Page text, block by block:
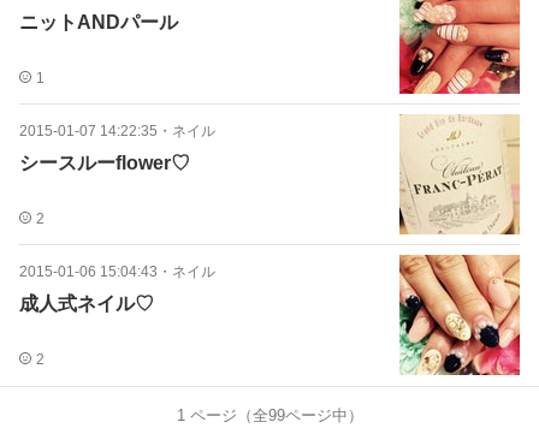
ニットANDパール
1
2015-01-07 14:22:35 ・ ネイル
シースルーflower♡
2
2015-01-06 15:04:43 ・ ネイル
成人式ネイル♡
2
1ページ（全99ページ中）